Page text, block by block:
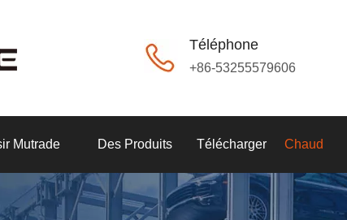
Téléphone
+86-53255579606
Mutrade Des Produits Télécharger Chaud